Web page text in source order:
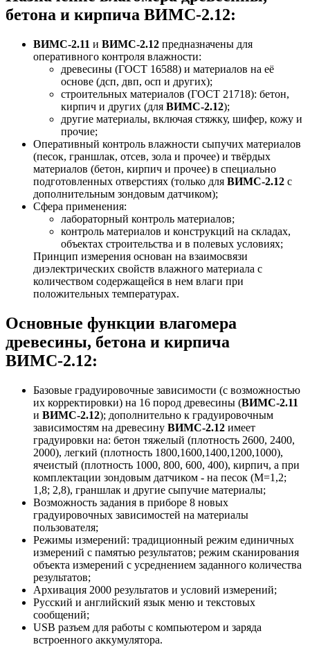
бетона и кирпича ВИМС-2.12:
ВИМС-2.11 и ВИМС-2.12 предназначены для
оперативного контроля влажности:
древесины (ГОСТ 16588) и материалов на её
основе (дсп, двп, осп и других);
строительных материалов (ГОСТ 21718): бетон,
кирпич и других (для ВИМС-2.12);
другие материалы, включая стяжку, шифер, кожу и
прочие;
Оперативный контроль влажности сыпучих материалов
(песок, граншлак, отсев, зола и прочее) и твёрдых
материалов (бетон, кирпич и прочее) в специально
подготовленных отверстиях (только для ВИМС-2.12 с
дополнительным зондовым датчиком);
Сфера применения:
лабораторный контроль материалов;
контроль материалов и конструкций на складах,
объектах строительства и в полевых условиях;
Принцип измерения основан на взаимосвязи
диэлектрических свойств влажного материала с
количеством содержащейся в нем влаги при
положительных температурах.
Основные функции влагомера
древесины, бетона и кирпича
ВИМС-2.12:
Базовые градуировочные зависимости (с возможностью
их корректировки) на 16 пород древесины (ВИМС-2.11
и ВИМС-2.12); дополнительно к градуировочным
зависимостям на древесину ВИМС-2.12 имеет
градуировки на: бетон тяжелый (плотность 2600, 2400,
2000), легкий (плотность 1800,1600,1400,1200,1000),
ячеистый (плотность 1000, 800, 600, 400), кирпич, а при
комплектации зондовым датчиком - на песок (М=1,2;
1,8; 2,8), граншлак и другие сыпучие материалы;
Возможность задания в приборе 8 новых
градуировочных зависимостей на материалы
пользователя;
Режимы измерений: традиционный режим единичных
измерений с памятью результатов; режим сканирования
объекта измерений с усреднением заданного количества
результатов;
Архивация 2000 результатов и условий измерений;
Русский и английский язык меню и текстовых
сообщений;
USB разъем для работы с компьютером и заряда
встроенного аккумулятора.